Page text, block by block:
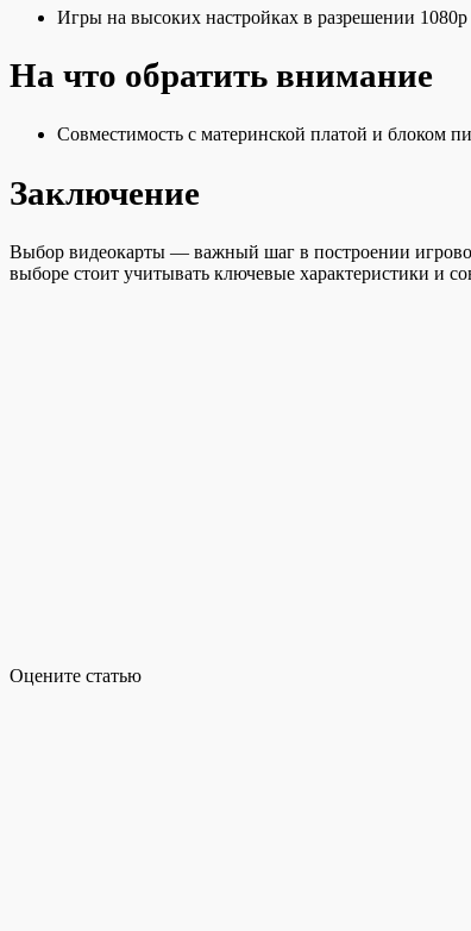
Игры на высоких настройках в разрешении 1080p
На что обратить внимание
Совместимость с материнской платой и блоком
Заключение
Выбор видеокарты — важный шаг в построении
выборе стоит учитывать ключевые характеристики и
Оцените статью